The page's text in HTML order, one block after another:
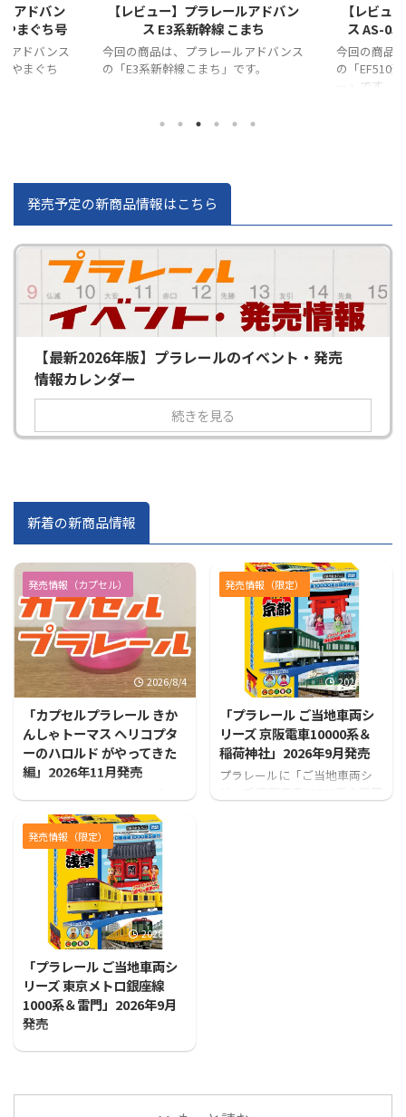
アドバン
まち
アドバンス
す。
【レビュー】プラレールアドバン
ス AS-05 EF510レッドサンダー
今回の商品は、プラレールアドバンス
の「EF510形電気機関車 レッドサンダ
【レビュ
ス AS-04
今回の商品
の「E231系
発売予定の新商品情報はこちら
【最新2026年版】プラレールのイベント・発売
情報カレンダー
続きを見る
新着の新商品情報
発売情報（カプセル）
2026/8/4
「カプセルプラレール きか
んしゃトーマス ヘリコプタ
ーのハロルド がやってきた
編」2026年11月発売
プセルプラレール きかんしゃ
トーマス ヘリコプターのハロ
ルド がやってきた編」が発売
となります！
発売情報（限定）
2026/7/31
「プラレール ご当地車両シ
リーズ 京阪電車10000系＆
稲荷神社」2026年9月発売
プラレールに「ご当地車両シ
発売情報（限定）
2026/7/31
「プラレール ご当地車両シ
リーズ 東京メトロ銀座線
1000系＆雷門」2026年9月
発売